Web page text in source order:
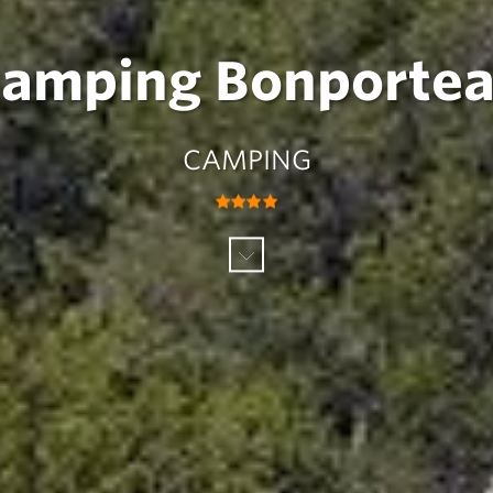
CAMPING